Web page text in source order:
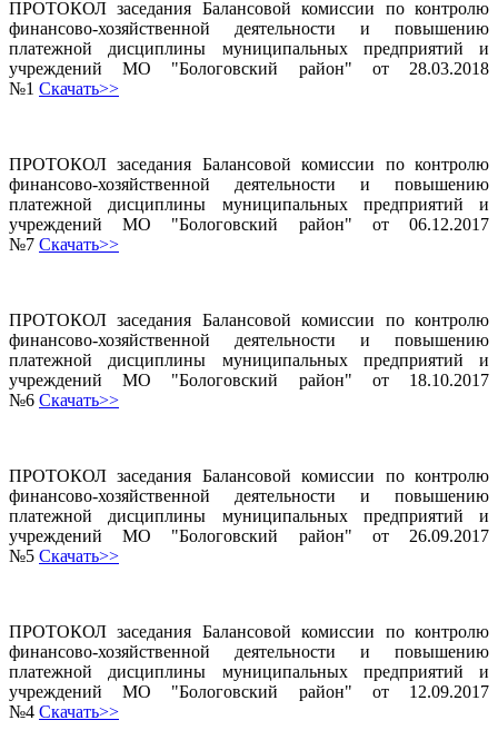
ПРОТОКОЛ заседания Балансовой комиссии по контролю
финансово-хозяйственной деятельности и повышению
платежной дисциплины муниципальных предприятий и
учреждений МО "Бологовский район" от 28.03.2018
№1 Скачать>>
ПРОТОКОЛ заседания Балансовой комиссии по контролю
финансово-хозяйственной деятельности и повышению
платежной дисциплины муниципальных предприятий и
учреждений МО "Бологовский район" от 06.12.2017
№7 Скачать>>
ПРОТОКОЛ заседания Балансовой комиссии по контролю
финансово-хозяйственной деятельности и повышению
платежной дисциплины муниципальных предприятий и
учреждений МО "Бологовский район" от 18.10.2017
№6 Скачать>>
ПРОТОКОЛ заседания Балансовой комиссии по контролю
финансово-хозяйственной деятельности и повышению
платежной дисциплины муниципальных предприятий и
учреждений МО "Бологовский район" от 26.09.2017
№5 Скачать>>
ПРОТОКОЛ заседания Балансовой комиссии по контролю
финансово-хозяйственной деятельности и повышению
платежной дисциплины муниципальных предприятий и
учреждений МО "Бологовский район" от 12.09.2017
№4 Скачать>>